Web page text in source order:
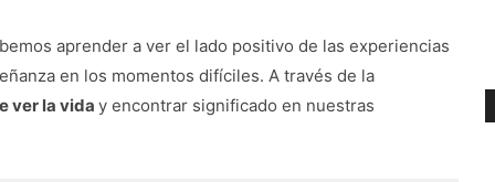
aprender a ver el lado positivo de las experiencias
en los momentos difíciles. A través de la
ver la vida y encontrar significado en nuestras